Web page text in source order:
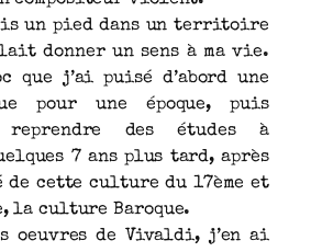
un pied dans un territoire
donner un sens à ma vie.
que j’ai puisé d’abord une
pour une époque, puis
reprendre des études à
7 ans plus tard, après
de cette culture du 17ème et
la culture Baroque.
oeuvres de Vivaldi, j’en ai